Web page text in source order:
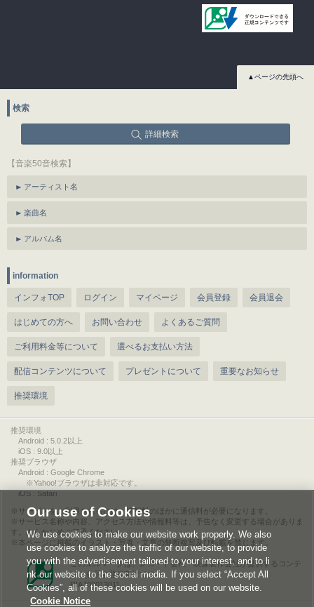
▲ページの先頭へ
検索
詳細検索
【音楽50音検索】
アーティスト名
楽曲名
アルバム名
information
インフォTOP ログイン マイページ 会員登録 会員退会
はじめての方へ お問い合わせ よくあるご質問
ご利用料金等について 選べるお支払い方法
配信コンテンツについて プレゼントについて 重要なお知らせ
推奨環境
推奨環境
Android : 5.0.2以上
iOS : 9.0以上
推奨ブラウザ
Android : Google Chrome
※Yahoo!ブラウザは非対応です。
iOS : Safari
サービスをご利用されるには、情報料のほかに通信料が必要になります。
サービス名称や内容、アクセス方法や情報料等は、予告なく変更する場合がありま
す。あらかじめご了承ください。
本ページに掲載のイラスト・写真・文章の無断複写及び転載を禁じます。
このエルマークは、レコード会社・映像製作会社が提供するコンテ
ンツを示す登録商標です。
RIAJ00013011
Our use of Cookies
We use cookies to make our website work properly. We also
use cookies to analyze the traffic of our website, to provide
you with the advertisement tailored to your interest, and to li
nk our website to the social media. If you select “Accept All
Cookies”, all of these cookies will be used on our website.
Cookie Notice